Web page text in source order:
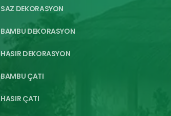
SAZ DEKORASYON
BAMBU DEKORASYON
HASIR DEKORASYON
BAMBU ÇATI
HASIR ÇATI